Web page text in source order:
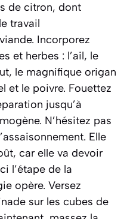
de citron, dont
travail
Incorporez
et herbes : l’ail, le
le magnifique origan
et le poivre. Fouettez
jusqu’à
N’hésitez pas
Elle
car elle va devoir
l’étape de la
opère. Versez
sur les cubes de